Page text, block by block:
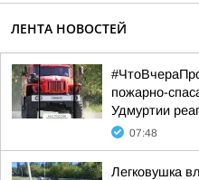
ЛЕНТА НОВОСТЕЙ
пожарно-
Удмуртии
07:48
Легковушка